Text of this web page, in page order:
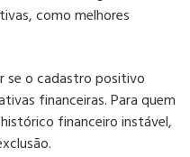
como melhores
se o cadastro positivo
financeiras. Para quem
financeiro instável,